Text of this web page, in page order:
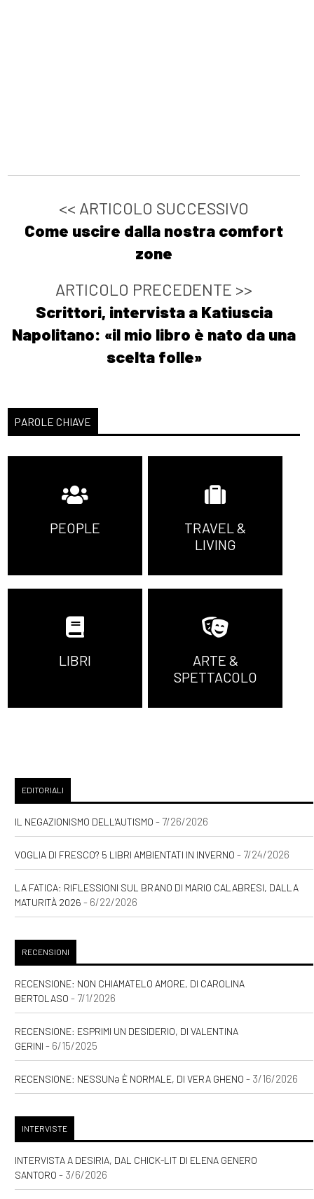
<< ARTICOLO SUCCESSIVO
Come uscire dalla nostra comfort
zone
ARTICOLO PRECEDENTE >>
Scrittori, intervista a Katiuscia
Napolitano: «il mio libro è nato da una
scelta folle»
PAROLE CHIAVE
PEOPLE
TRAVEL &
LIVING
LIBRI
ARTE &
SPETTACOLO
EDITORIALI
IL NEGAZIONISMO DELL'AUTISMO - 7/26/2026
VOGLIA DI FRESCO? 5 LIBRI AMBIENTATI IN INVERNO - 7/24/2026
LA FATICA: RIFLESSIONI SUL BRANO DI MARIO CALABRESI, DALLA
MATURITÀ 2026 - 6/22/2026
RECENSIONI
RECENSIONE: NON CHIAMATELO AMORE, DI CAROLINA
BERTOLASO - 7/1/2026
RECENSIONE: ESPRIMI UN DESIDERIO, DI VALENTINA
GERINI - 6/15/2025
RECENSIONE: NESSUNƏ È NORMALE, DI VERA GHENO - 3/16/2026
INTERVISTE
INTERVISTA A DESIRIA, DAL CHICK-LIT DI ELENA GENERO
SANTORO - 3/6/2026